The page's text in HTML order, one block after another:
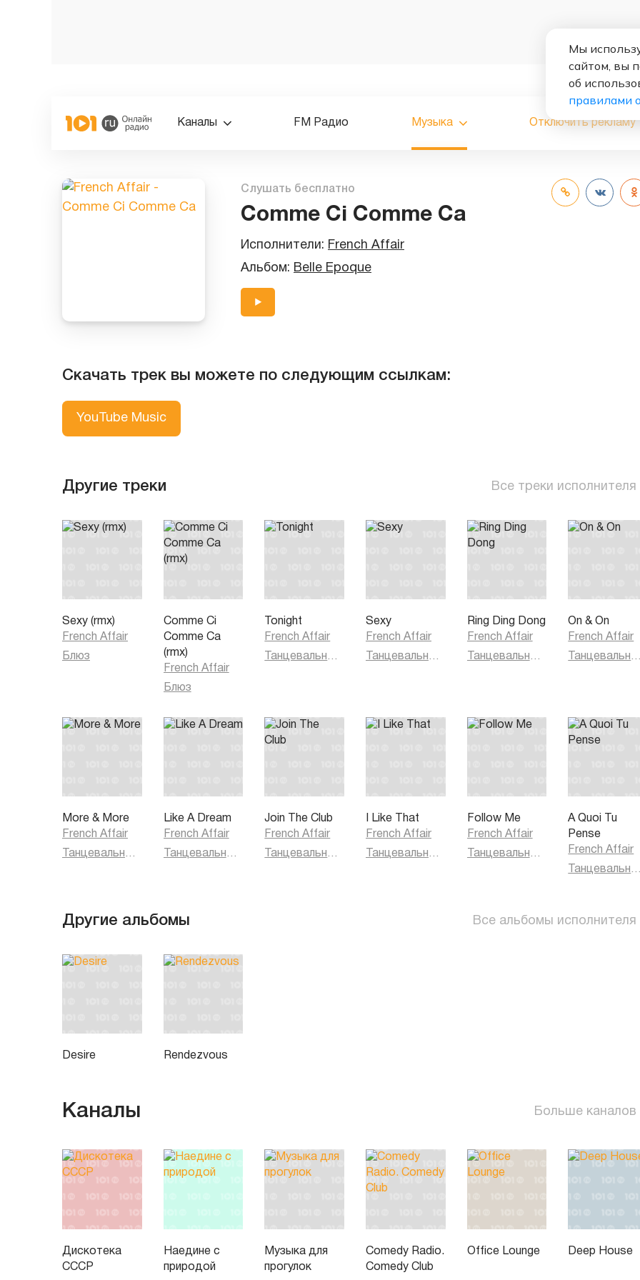
Каналы FM Радио Музыка Отключить рекламу
Слушать бесплатно
Comme Ci Comme Ca
Исполнители: French Affair
Альбом: Belle Epoque
Скачать трек вы можете по следующим ссылкам:
YouTube Music
Другие треки Все треки исполнителя
Sexy (rmx)
French Affair
Блюз
Comme Ci
Comme Ca
(rmx)
French Affair
Блюз
Tonight
French Affair
Sexy
French Affair
Ring Ding Dong
French Affair
On & On
French Affair
More & More
French Affair
Танцевальная музыка
Like A Dream
French Affair
Танцевальная музыка
Join The Club
French Affair
Танцевальная музыка
I Like That
French Affair
Танцевальная музыка
Follow Me
French Affair
Танцевальная музыка
A Quoi Tu
Pense
French Affair
Танцевальная музыка
Другие альбомы Все альбомы исполнителя
Desire Rendezvous
Каналы Больше каналов
Дискотека
СССР
Наедине с
природой
Музыка для
прогулок
Comedy Radio.
Comedy Club
Office Lounge Deep House
Мы
сайтом, вы
об
правилами